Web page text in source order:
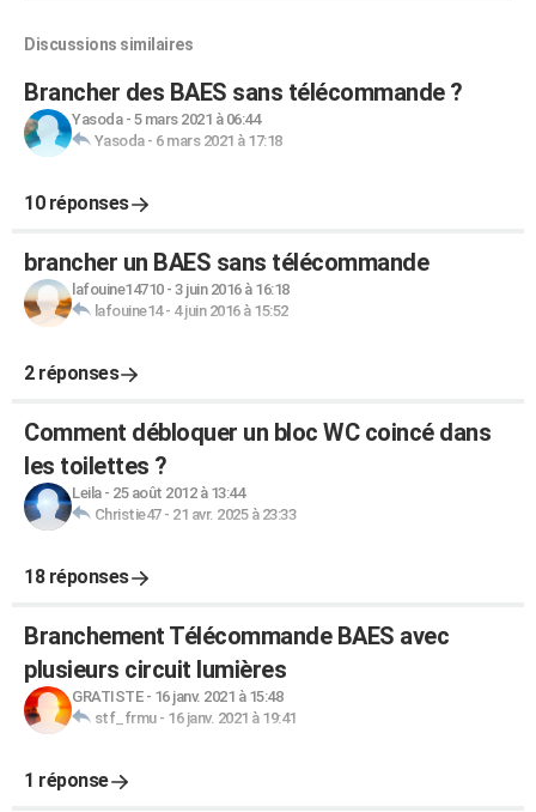
Discussions similaires
Brancher des BAES sans télécommande ?
Yasoda- 5 mars 2021 à 06:44
Yasoda- 6 mars 2021 à 17:18
10 réponses
brancher un BAES sans télécommande
lafouine14710- 3 juin 2016 à 16:18
lafouine14- 4 juin 2016 à 15:52
2 réponses
Comment débloquer un bloc WC coincé dans
les toilettes ?
Leila- 25 août 2012 à 13:44
Christie47- 21 avr. 2025 à 23:33
18 réponses
Branchement Télécommande BAES avec
plusieurs circuit lumières
GRATISTE- 16 janv. 2021 à 15:48
stf_frmu- 16 janv. 2021 à 19:41
1 réponse